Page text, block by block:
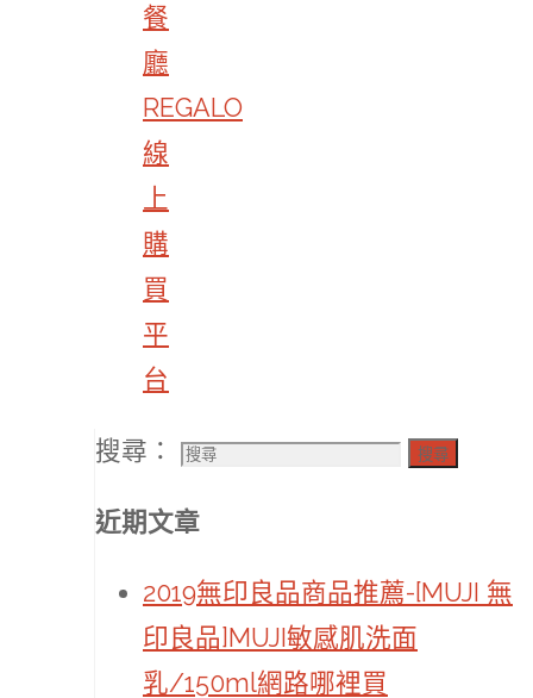
餐
廳
REGALO
線
上
購
買
平
台
搜尋： 搜尋
近期文章
2019無印良品商品推薦-[MUJI 無
印良品]MUJI敏感肌洗面
乳/150ml網路哪裡買